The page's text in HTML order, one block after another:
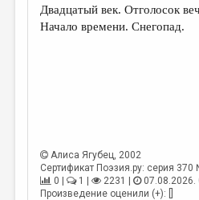
ОБЪЯВЛЕНИЯ
ЭССЕИСТИКА
ЛИТЕРАТУРОВЕДЕНИЕ
Двадцатый век. Отголосок
Начало времени. Снегопад.
Алиса Ягубец, 2002
Сертификат Поэзия.ру: серия
0 |
1 | 2231 |
07.08.2026.
Произведение оценили (+): []